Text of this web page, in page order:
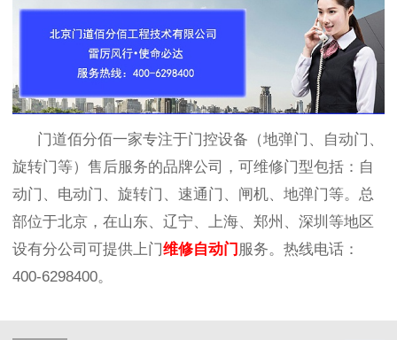
门道佰分佰一家专注于门控设备（地弹门、自动门、
旋转门等）售后服务的品牌公司，可维修门型包括：自
动门、电动门、旋转门、速通门、闸机、地弹门等。总
部位于北京，在山东、辽宁、上海、郑州、深圳等地区
设有分公司可提供上门维修自动门 服务。热线电话：
400-6298400。